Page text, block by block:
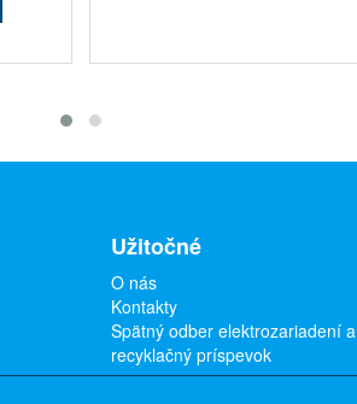
Užitočné
O nás
Kontakty
Spätný odber elektrozariadení a
recyklačný príspevok